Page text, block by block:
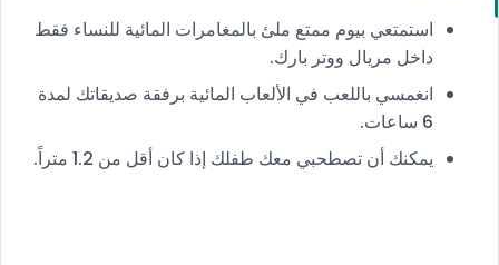
استمتعي بيوم ممتع ملئ بالمغامرات المائية للنساء فقط
داخل مريال ووتر بارك.
انغمسي باللعب في الألعاب المائية برفقة صديقاتك لمدة
6 ساعات.
يمكنك أن تصطحبي معك طفلك إذا كان أقل من 1.2 متراً.